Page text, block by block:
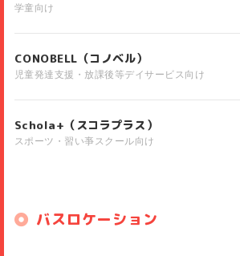
学童向け
CONOBELL（コノベル）
児童発達支援・放課後等デイサービス向け
Schola+（スコラプラス）
スポーツ・習い亊スクール向け
バスロケーション